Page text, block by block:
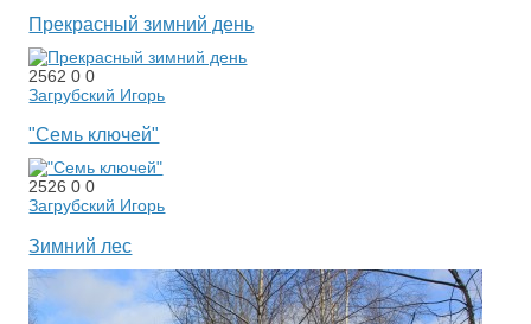
Прекрасный зимний день
256200
Загрубский Игорь
"Семь ключей"
252600
Загрубский Игорь
Зимний лес